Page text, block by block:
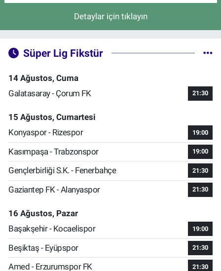
Detaylar için tıklayın
Süper Lig Fikstür
14 Ağustos, Cuma
Galatasaray - Çorum FK
21:30
15 Ağustos, Cumartesi
Konyaspor - Rizespor
19:00
Kasımpaşa - Trabzonspor 19:00
Gençlerbirliği S.K. - Fenerbahçe 21:30
Gaziantep FK - Alanyaspor 21:30
16 Ağustos, Pazar
Başakşehir - Kocaelispor
19:00
Beşiktaş - Eyüpspor 21:30
Amed - Erzurumspor FK 21:30